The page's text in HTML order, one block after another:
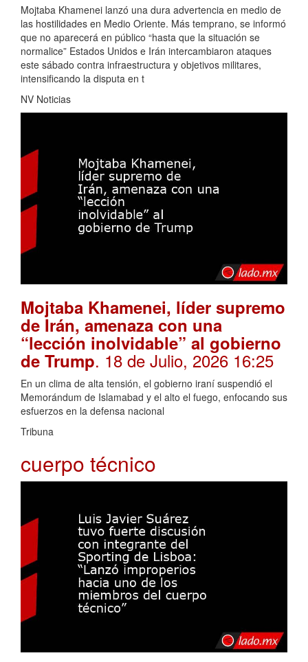
Mojtaba Khamenei lanzó una dura advertencia en medio de
las hostilidades en Medio Oriente. Más temprano, se informó
que no aparecerá en público “hasta que la situación se
normalice” Estados Unidos e Irán intercambiaron ataques
este sábado contra infraestructura y objetivos militares,
intensificando la disputa en t
NV Noticias
Mojtaba Khamenei, líder supremo
de Irán, amenaza con una
“lección inolvidable” al gobierno
de Trump. 18 de Julio, 2026 16:25
En un clima de alta tensión, el gobierno iraní suspendió el
Memorándum de Islamabad y el alto el fuego, enfocando sus
esfuerzos en la defensa nacional
Tribuna
cuerpo técnico